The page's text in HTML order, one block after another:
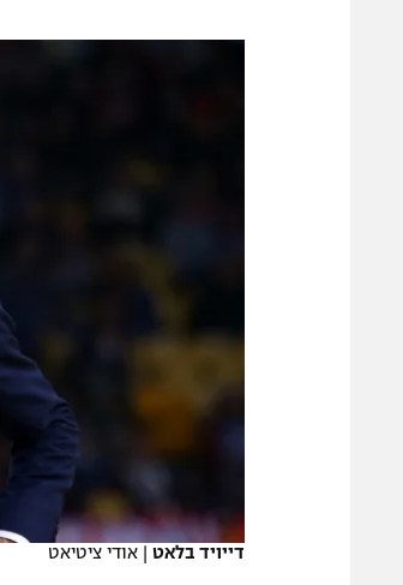
רשיון להקרנה פומבית לבית עסק
הצטרפות לחבילת הערוצים
תגיות
המגזיןדייויד בלאט | אודי ציטיאט